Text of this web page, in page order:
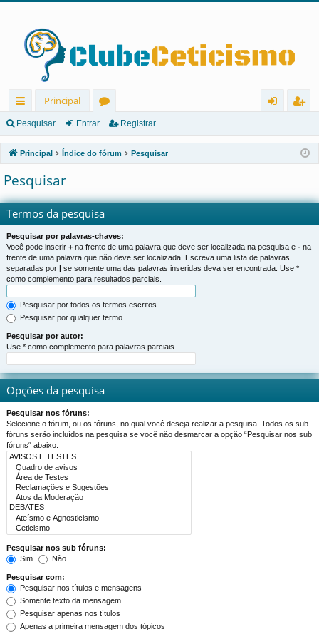
in
ks
rá
pi
d
os
Principal
ór
u
ns
ra
r
ist
ra
Pesquisar Entrar Registrar
Principal Índice do fórum Pesquisar
Pesquisar
Termos da pesquisa
Pesquisar por palavras-chaves:
Você pode inserir + na frente de uma palavra que deve ser localizada na pesquisa e - na
frente de uma palavra que não deve ser localizada. Escreva uma lista de palavras
separadas por
se somente uma das palavras inseridas deva ser encontrada. Use *
como complemento para resultados parciais.
Pesquisar por todos os termos escritos
Pesquisar por qualquer termo
Pesquisar por autor:
Use * como complemento para palavras parciais.
Opções da pesquisa
Pesquisar nos fóruns:
Selecione o fórum, ou os fóruns, no qual você deseja realizar a pesquisa. Todos os sub
fóruns serão incluídos na pesquisa se você não desmarcar a opção “Pesquisar nos sub
fóruns“ abaixo.
Pesquisar nos sub fóruns:
Sim
Não
Pesquisar com:
Pesquisar nos títulos e mensagens
Somente texto da mensagem
Pesquisar apenas nos títulos
Apenas a primeira mensagem dos tópicos